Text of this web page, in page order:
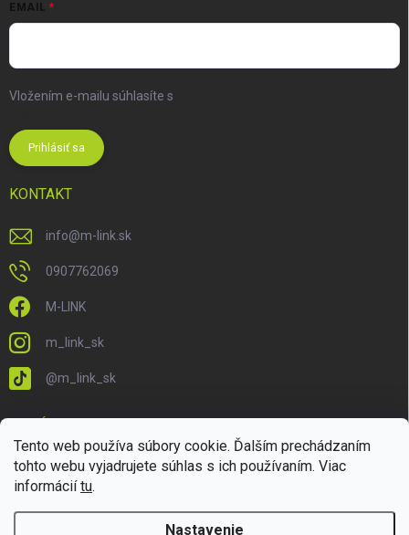
Tento web používa súbory cookie. Ďalším prechádzaním
tohto webu vyjadrujete súhlas s ich používaním. Viac
informáciítu.
Nastavenie
EMAIL
Vložením e-mailu súhlasíte s
Prihlásiť sa
KONTAKT
info@m-link.sk
0907762069
M-LINK
m_link_sk
@m_link_sk